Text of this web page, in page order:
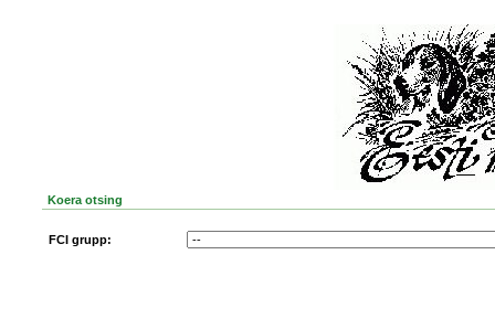
Koera otsing
FCI grupp: